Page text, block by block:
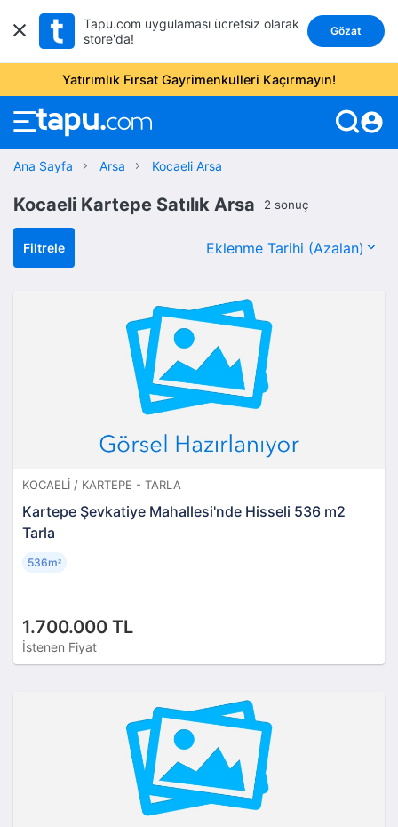
Tapu.com uygulaması ücretsiz olarak
store'da!
Gözat
Yatırımlık Fırsat Gayrimenkulleri Kaçırmayın!
account_circle
Ana Sayfa Arsa Kocaeli Arsa
Kocaeli Kartepe Satılık Arsa 2 sonuç
Filtrele
KOCAELI / KARTEPE - TARLA
Kartepe Şevkatiye Mahallesi'nde Hisseli 536 m2
Tarla
1.700.000 TL
İstenen Fiyat
536m²